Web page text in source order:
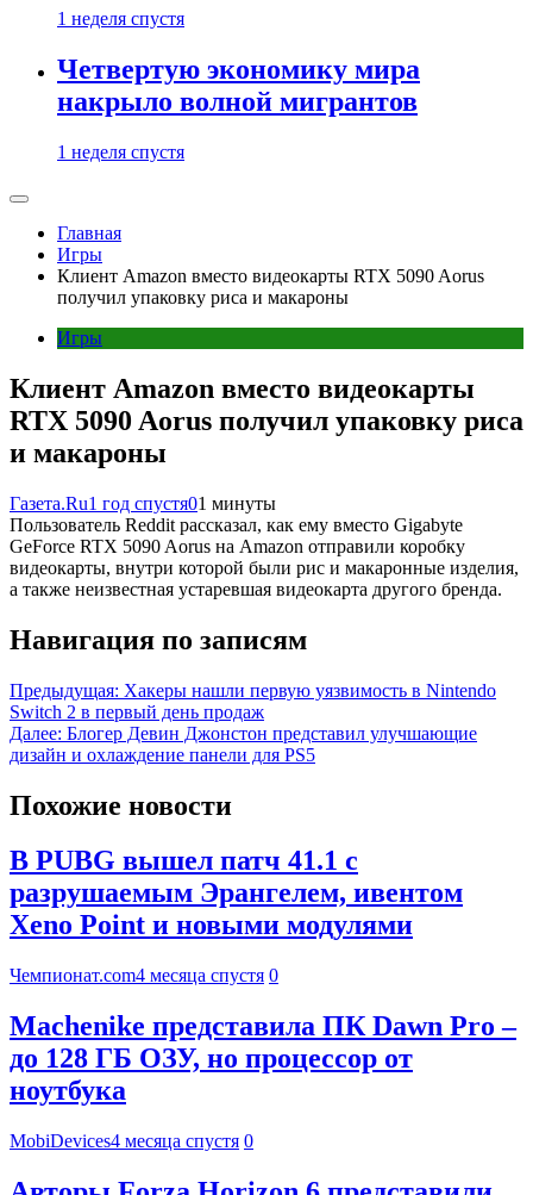
1 неделя спустя
Четвертую экономику мира
накрыло волной мигрантов
1 неделя спустя
Главная
Игры
Клиент Amazon вместо видеокарты RTX 5090 Aorus
получил упаковку риса и макароны
Игры
Клиент Amazon вместо видеокарты
RTX 5090 Aorus получил упаковку риса
и макароны
Газета.Ru1 год спустя01 минуты
Пользователь Reddit рассказал, как ему вместо Gigabyte
GeForce RTX 5090 Aorus на Amazon отправили коробку
видеокарты, внутри которой были рис и макаронные изделия,
а также неизвестная устаревшая видеокарта другого бренда.
Навигация по записям
Предыдущая: Хакеры нашли первую уязвимость в Nintendo
Switch 2 в первый день продаж
Далее: Блогер Девин Джонстон представил улучшающие
дизайн и охлаждение панели для PS5
Похожие новости
В PUBG вышел патч 41.1 с
разрушаемым Эрангелем, ивентом
Xeno Point и новыми модулями
Чемпионат.com4 месяца спустя 0
Machenike представила ПК Dawn Pro –
до 128 ГБ ОЗУ, но процессор от
ноутбука
MobiDevices4 месяца спустя 0